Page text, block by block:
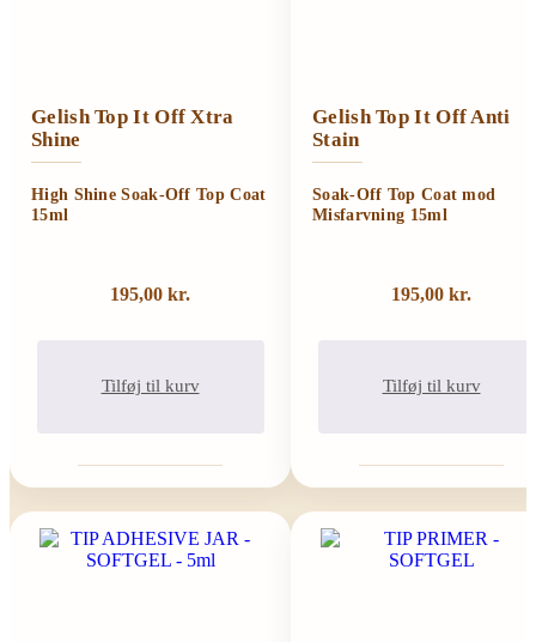
Gelish Top It Off Xtra
Shine
High Shine Soak-Off Top Coat
15ml
195,00 kr.
Tilføj til kurv
Gelish Top It Off Anti
Stain
Soak-Off Top Coat mod
Misfarvning 15ml
195,00 kr.
Tilføj til kurv